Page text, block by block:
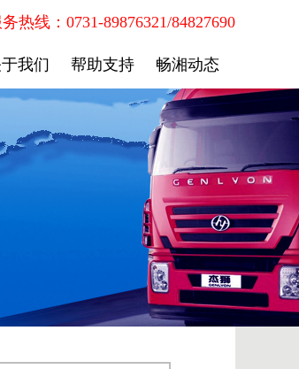
务热线：0731-89876321/84827690
我们 帮助支持 畅湘动态